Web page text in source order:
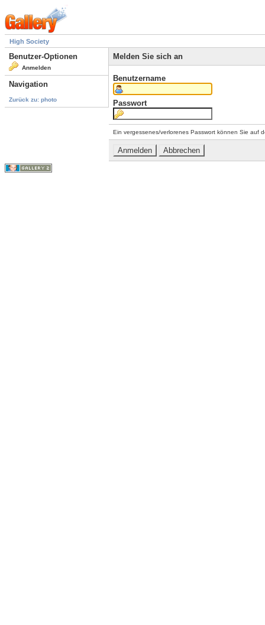
High Society
Benutzer-Optionen
Anmelden
Navigation
Zurück zu: photo
Melden Sie sich an
Benutzername
Passwort
Ein vergessenes/verlorenes Passwort können Sie auf